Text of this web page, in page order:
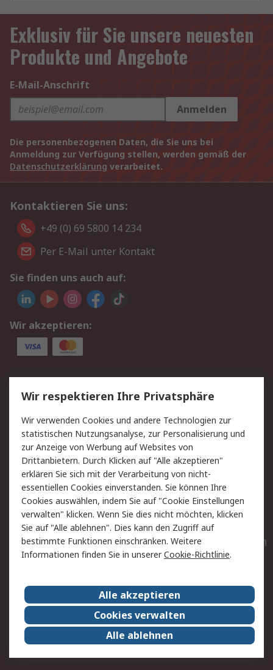
Exklusiv für Sie unsere neuesten
Produkte und Angebote
E-Mail-Anschrift
Anmelden
Die personenbezogenen Daten, die Sie uns bei
Anmeldung zur Verfügung stellen, werden gemäß der
Datenschutzerklärung verarbeitet.
Kontaktieren Sie uns:
+49 (0) 69 5800 14 234
Per E-Mail unter Kontakt
Sie finden uns auch auf:
Wir akzeptieren:
Service
Value Added Services
Lieferlösungen
Rücksendungen
Kontakt
Hilfe
Privatkunden
Rechtliches
AGB
Datenschutz
Cookie-Richtlinie
Zahlungsbedingungen
Copyright/Impressum
Entsorgung
Elektrogeräte/Batterien
RS weltweit
Karriere bei RS
Nachhaltigkeit
Qualität/Umwelt/ZertifikatePresse-Center
Event-Center
Wir respektieren Ihre Privatsphäre
Wir verwenden Cookies und andere Technologien zur
statistischen Nutzungsanalyse, zur Personalisierung und
zur Anzeige von Werbung auf Websites von
Drittanbietern. Durch Klicken auf "Alle akzeptieren"
erklären Sie sich mit der Verarbeitung von nicht-
essentiellen Cookies einverstanden. Sie können Ihre
Cookies auswählen, indem Sie auf "Cookie Einstellungen
verwalten" klicken. Wenn Sie dies nicht möchten, klicken
Sie auf "Alle ablehnen". Dies kann den Zugriff auf
bestimmte Funktionen einschränken. Weitere
Informationen finden Sie in unsererCookie-Richtlinie.
Alle akzeptieren
Cookies verwalten
Alle ablehnen